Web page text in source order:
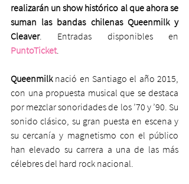
realizarán un show histórico al que ahora se
suman las bandas chilenas Queenmilk y
Cleaver
PuntoTicket.
Queenmilk nació en Santiago el año 2015,
con una propuesta musical que se destaca
por mezclar sonoridades de los ’70 y ’90. Su
sonido clásico, su gran puesta en escena y
su cercanía y magnetismo con el público
han elevado su carrera a una de las más
célebres del hard rock nacional.